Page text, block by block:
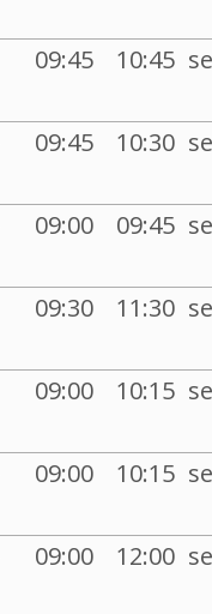
09:45 10:45
09:45 10:30
09:00 09:45
09:30 11:30
09:00 10:15
09:00 10:15
09:00 12:00